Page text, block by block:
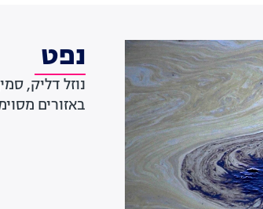
נפט
נוזל דליק,
באזורים